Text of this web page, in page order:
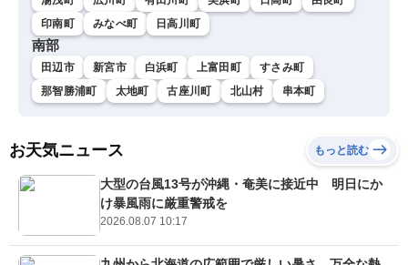
印南町
みなべ町 日高川町
南部
田辺市 新宮市 白浜町 上富田町
すさみ町
那智勝浦町
太地町 古座川町 北山村 串本町
お天気ニュース もっと読む
大型の台風13号が沖縄・奄美に接近中 明日にか
け暴風雨に厳重警戒を
2026.08.07 10:17